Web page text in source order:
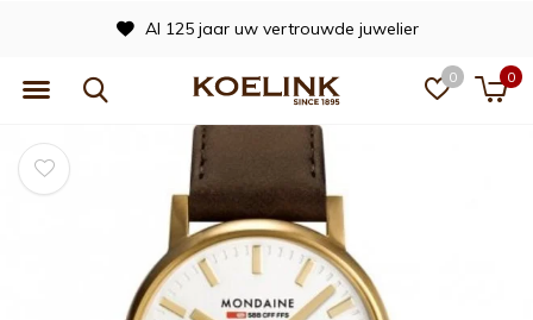
0 0
Al 125 jaar uw vertrouwde juwelier